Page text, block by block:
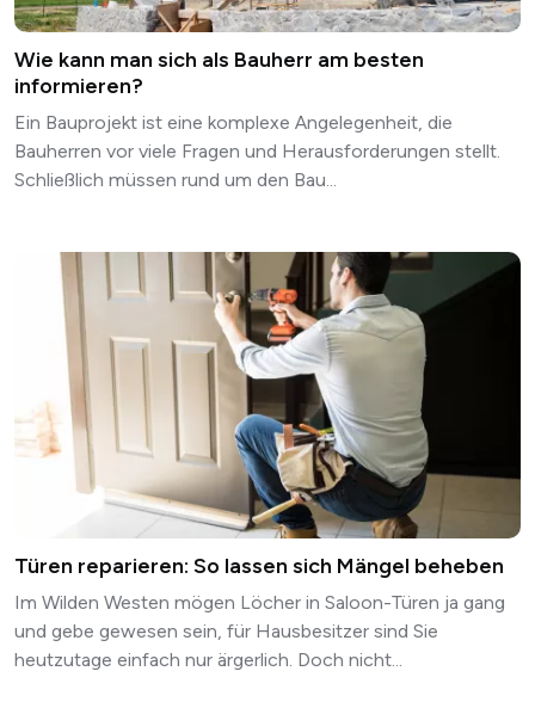
Wie kann man sich als Bauherr am besten
informieren?
Ein Bauprojekt ist eine komplexe Angelegenheit, die
Bauherren vor viele Fragen und Herausforderungen stellt.
Schließlich müssen rund um den Bau...
Türen reparieren: So lassen sich Mängel beheben
Im Wilden Westen mögen Löcher in Saloon-Türen ja gang
und gebe gewesen sein, für Hausbesitzer sind Sie
heutzutage einfach nur ärgerlich. Doch nicht...